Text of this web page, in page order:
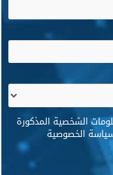
الشخصية المذكورة
الخصوصية